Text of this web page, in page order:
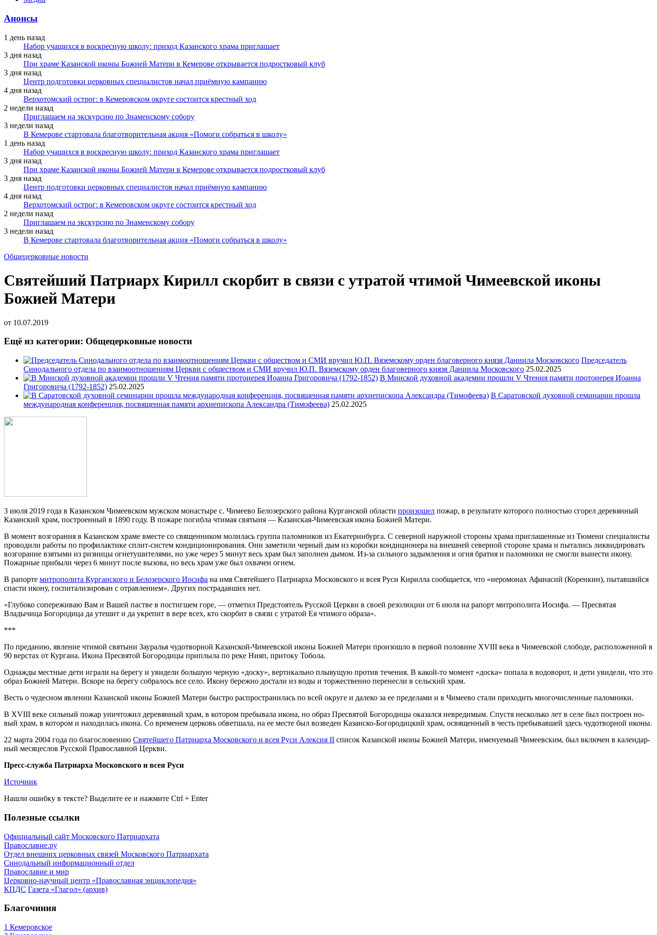
Анонсы
1 день назад
Набор учащихся в воскресную школу: приход Казанского храма приглашает
3 дня назад
При храме Казанской иконы Божией Матери в Кемерове открывается подростковый клуб
3 дня назад
Центр подготовки церковных специалистов начал приёмную кампанию
4 дня назад
Верхотомский острог: в Кемеровском округе состоится крестный ход
2 недели назад
Приглашаем на экскурсию по Знаменскому собору
3 недели назад
В Кемерове стартовала благотворительная акция «Помоги собраться в школу»
1 день назад
Набор учащихся в воскресную школу: приход Казанского храма приглашает
3 дня назад
При храме Казанской иконы Божией Матери в Кемерове открывается подростковый клуб
3 дня назад
Центр подготовки церковных специалистов начал приёмную кампанию
4 дня назад
Верхотомский острог: в Кемеровском округе состоится крестный ход
2 недели назад
Приглашаем на экскурсию по Знаменскому собору
3 недели назад
В Кемерове стартовала благотворительная акция «Помоги собраться в школу»
Общецерковные новости
Святейший Патриарх Кирилл скорбит в связи с утратой чтимой Чимеевской иконы
Божией Матери
от 10.07.2019
Ещё из категории: Общецерковные новости
Председатель
Синодального отдела по взаимоотношениям Церкви с обществом и СМИ вручил Ю.П. Вяземскому орден благоверного князя Даниила Московского 25.02.2025
В Минской духовной академии прошли V Чтения памяти протоиерея Иоанна
Григоровича (1792-1852) 25.02.2025
В Саратовской духовной семинарии прошла
международная конференция, посвященная памяти архиепископа Александра (Тимофеева) 25.02.2025
3 июля 2019 года в Казанском Чимеевском мужском монастыре с. Чимеево Белозерского района Курганской области произошел пожар, в результате которого полностью сгорел деревянный
Казанский храм, построенный в 1890 году. В пожаре погибла чтимая святыня — Казанская-Чимеевская икона Божией Матери.
В момент возгорания в Казанском храме вместе со священником молилась группа паломников из Екатеринбурга. С северной наружной стороны храма приглашенные из Тюмени специалисты
проводили работы по профилактике сплит-систем кондиционирования. Они заметили черный дым из коробки кондиционера на внешней северной стороне храма и пытались ликвидировать
возгорание взятыми из ризницы огнетушителями, но уже через 5 минут весь храм был заполнен дымом. Из-за сильного задымления и огня братия и паломники не смогли вынести икону.
Пожарные прибыли через 6 минут после вызова, но весь храм уже был охвачен огнем.
В рапорте митрополита Курганского и Белозерского Иосифа на имя Святейшего Патриарха Московского и всея Руси Кирилла сообщается, что «иеромонах Афанасий (Коренкин), пытавшийся
спасти икону, госпитализирован с отравлением». Других пострадавших нет.
«Глубоко сопереживаю Вам и Вашей пастве в постигшем горе, — отметил Предстоятель Русской Церкви в своей резолюции от 6 июля на рапорт митрополита Иосифа. — Пресвятая
Владычица Богородица да утешит и да укрепит в вере всех, кто скорбит в связи с утратой Ея чтимого образа».
***
По пре­да­нию, явление чтимой святыни Зауралья чудотворной Казанской-Чимеевской иконы Божией Матери произошло в первой половине XVIII века в Чимеевской слободе, расположенной в
90 верстах от Кургана. Икона Пресвятой Богородицы приплыла по реке Нияп, притоку Тобола.
Однажды местные дети играли на берегу и увидели большую черную «доску», вертикально плывущую против течения. В какой-то момент «доска» попала в водоворот, и дети увидели, что это
образ Божией Матери. Вскоре на берегу собралось все село. Икону бережно достали из воды и торжественно перенесли в сельский храм.
Весть о чудесном явлении Казанской иконы Божией Матери быстро распространилась по всей округе и далеко за ее пределами и в Чимеево стали приходить многочисленные паломники.
В XVIII веке силь­ный по­жар уни­что­жил де­ре­вян­ный храм, в ко­то­ром пре­бы­ва­ла ико­на, но об­раз Пре­свя­той Бо­го­ро­ди­цы ока­зал­ся невре­ди­мым. Спу­стя несколь­ко лет в се­ле был по­стро­ен но­
вый храм, в ко­то­ром и на­хо­ди­лась ико­на. Со вре­ме­нем цер­ковь об­вет­ша­ла, на ее ме­сте был воз­ве­ден Ка­зан­ско-Бо­го­ро­диц­кий храм, освя­щен­ный в честь пре­бы­ва­вшей здесь чу­до­твор­ной ико­ны.
22 мар­та 2004 го­да по бла­го­сло­ве­нию Свя­тей­ше­го Пат­ри­ар­ха Мос­ков­ско­го и всея Ру­си Алек­сия II спи­сок Ка­зан­ской ико­ны Бо­жи­ей Ма­те­ри, име­ну­е­мый Чи­ме­ев­ским, был вклю­чен в ка­лен­дар­
ный ме­ся­це­слов Рус­ской Пра­во­слав­ной Церк­ви.
Пресс-служба Патриарха Московского и всея Руси
Источник
Нашли ошибку в тексте? Выделите ее и нажмите Ctrl + Enter
Полезные ссылки
Официальный сайт Московского Патриархата
Православие.ру
Отдел внешних церковных связей Московского Патриархата
Синодальный информационный отдел
Православие и мир
Церковно-научный центр «Православная энциклопедия»
КПДС Газета «Глагол» (архив)
Благочиния
1 Кемеровское